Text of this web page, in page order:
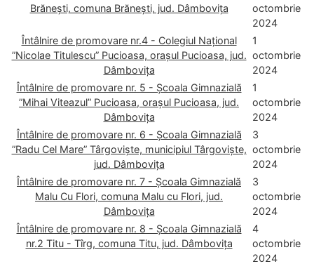
Brănești, comuna Brănești, jud. Dâmbovița
octombrie
2024
Întâlnire de promovare nr.4 - Colegiul Național
”Nicolae Titulescu” Pucioasa, orașul Pucioasa, jud.
Dâmbovița
1
octombrie
2024
Întâlnire de promovare nr. 5 - Școala Gimnazială
”Mihai Viteazul” Pucioasa, orașul Pucioasa, jud.
Dâmbovița
1
octombrie
2024
Întâlnire de promovare nr. 6 - Școala Gimnazială
”Radu Cel Mare” Târgoviște, municipiul Târgoviște,
jud. Dâmbovița
3
octombrie
2024
Întâlnire de promovare nr. 7 - Școala Gimnazială
Malu Cu Flori, comuna Malu cu Flori, jud.
Dâmbovița
3
octombrie
2024
Întâlnire de promovare nr. 8 - Școala Gimnazială
nr.2 Titu - Tîrg, comuna Titu, jud. Dâmbovița
4
octombrie
2024